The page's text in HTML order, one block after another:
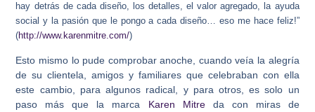
hay detrás de cada diseño, los detalles, el valor agregado, la ayuda
social y la pasión que le pongo a cada diseño… eso me hace feliz!”
(http://www.karenmitre.com/)
Esto mismo lo pude comprobar anoche, cuando veía la alegría
de su clientela, amigos y familiares que celebraban con ella
este cambio, para algunos radical, y para otros, es solo un
paso más que la marca Karen Mitreda con miras de